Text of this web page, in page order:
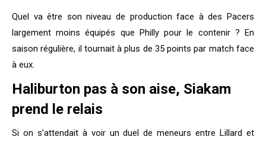
Quel va être son niveau de production face à des Pacers
largement moins équipés que Philly pour le contenir ? En
saison régulière, il tournait à plus de 35 points par match face
à eux.
Haliburton pas à son aise, Siakam
prend le relais
Si on s’attendait à voir un duel de meneurs entre Lillard et